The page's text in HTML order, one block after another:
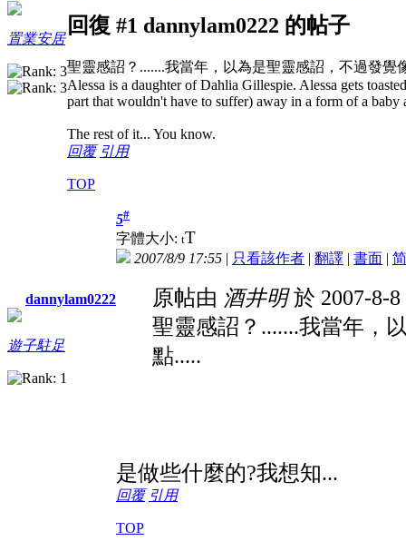
置業安居
回復 #1 dannylam0222 的帖子
聖靈感詔？.......我當年，以為是聖靈感詔，不過發覺
Alessa is a daughter of Dahlia Gillespie. Alessa gets
part that wouldn't have to suffer) away in a form of a
The rest of it... You know.
回覆 引用
TOP
dannylam0222
遊子駐足
5#
字體大小: tT
2007/8/9 17:55 | 只看該作者 | 翻譯 | 書面 | 简
原帖由 酒井明於 2007-8-
聖靈感詔？.......我當年，
點.....
是做些什麼的?我想知...
回覆 引用
TOP